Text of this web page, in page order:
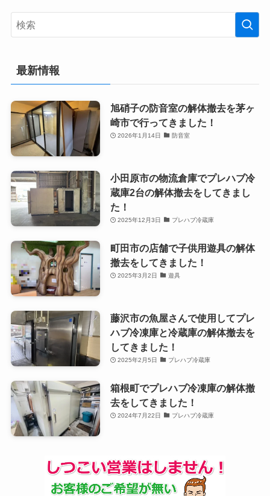
最新情報
旭硝子の防音室の解体撤去を茅ヶ
崎市で行ってきました！
2026年1月14日 防音室
小田原市の物流倉庫でプレハブ冷
蔵庫2台の解体撤去をしてきまし
た！
2025年12月3日 プレハブ冷蔵庫
町田市の店舗で子供用遊具の解体
撤去をしてきました！
2025年3月2日 遊具
藤沢市の魚屋さんで使用してプレ
ハブ冷凍庫と冷蔵庫の解体撤去を
してきました！
2025年2月5日 プレハブ冷蔵庫
箱根町でプレハブ冷凍庫の解体撤
去をしてきました！
2024年7月22日 プレハブ冷蔵庫